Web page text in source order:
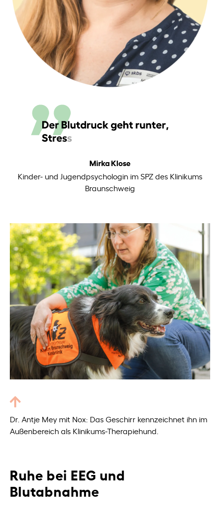
Mirka Klose
Kinder- und Jugendpsychologin im SPZ des Klinikums
Braunschweig
Dr. Antje Mey mit Nox: Das Geschirr kennzeichnet ihn im
Außenbereich als Klinikums-Therapiehund.
Ruhe bei EEG und
Blutabnahme